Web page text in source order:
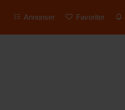
Annonser Favoriter